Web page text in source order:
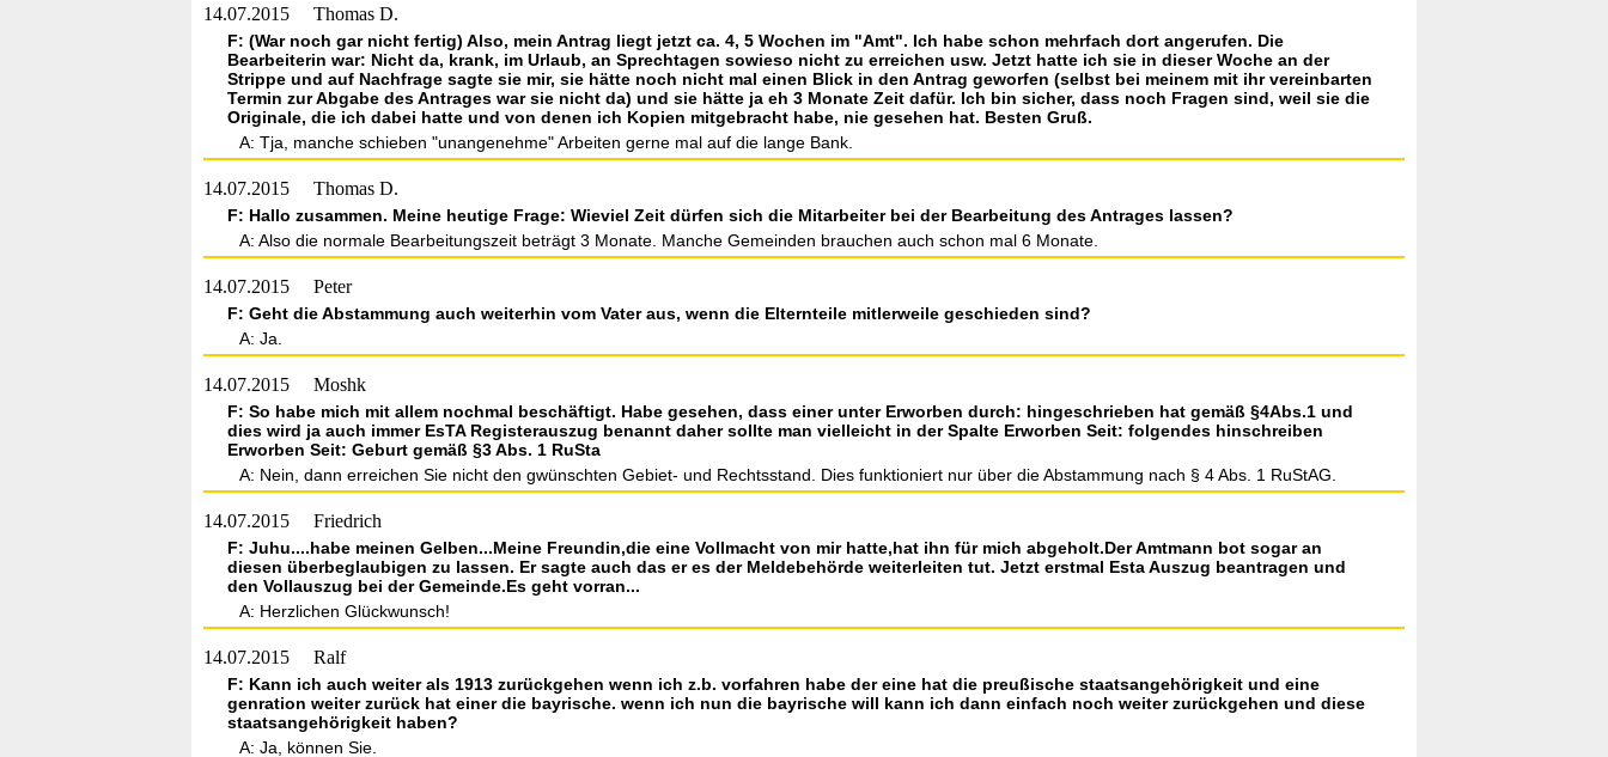
14.07.2015 Thomas D.
F: (War noch gar nicht fertig) Also, mein Antrag liegt jetzt ca. 4, 5 Wochen im "Amt". Ich habe schon mehrfach dort angerufen. Die
Bearbeiterin war: Nicht da, krank, im Urlaub, an Sprechtagen sowieso nicht zu erreichen usw. Jetzt hatte ich sie in dieser Woche an der
Strippe und auf Nachfrage sagte sie mir, sie hätte noch nicht mal einen Blick in den Antrag geworfen (selbst bei meinem mit ihr vereinbarten
Termin zur Abgabe des Antrages war sie nicht da) und sie hätte ja eh 3 Monate Zeit dafür. Ich bin sicher, dass noch Fragen sind, weil sie die
Originale, die ich dabei hatte und von denen ich Kopien mitgebracht habe, nie gesehen hat. Besten Gruß.
A: Tja, manche schieben "unangenehme" Arbeiten gerne mal auf die lange Bank.
14.07.2015 Thomas D.
F: Hallo zusammen. Meine heutige Frage: Wieviel Zeit dürfen sich die Mitarbeiter bei der Bearbeitung des Antrages lassen?
A: Also die normale Bearbeitungszeit beträgt 3 Monate. Manche Gemeinden brauchen auch schon mal 6 Monate.
14.07.2015 Peter
F: Geht die Abstammung auch weiterhin vom Vater aus, wenn die Elternteile mitlerweile geschieden sind?
A: Ja.
14.07.2015 Moshk
F: So habe mich mit allem nochmal beschäftigt. Habe gesehen, dass einer unter Erworben durch: hingeschrieben hat gemäß §4Abs.1 und
dies wird ja auch immer EsTA Registerauszug benannt daher sollte man vielleicht in der Spalte Erworben Seit: folgendes hinschreiben
Erworben Seit: Geburt gemäß §3 Abs. 1 RuSta
A: Nein, dann erreichen Sie nicht den gwünschten Gebiet- und Rechtsstand. Dies funktioniert nur über die Abstammung nach § 4 Abs. 1 RuStAG.
14.07.2015 Friedrich
F: Juhu....habe meinen Gelben...Meine Freundin,die eine Vollmacht von mir hatte,hat ihn für mich abgeholt.Der Amtmann bot sogar an
diesen überbeglaubigen zu lassen. Er sagte auch das er es der Meldebehörde weiterleiten tut. Jetzt erstmal Esta Auszug beantragen und
den Vollauszug bei der Gemeinde.Es geht vorran...
A: Herzlichen Glückwunsch!
14.07.2015 Ralf
F: Kann ich auch weiter als 1913 zurückgehen wenn ich z.b. vorfahren habe der eine hat die preußische staatsangehörigkeit und eine
genration weiter zurück hat einer die bayrische. wenn ich nun die bayrische will kann ich dann einfach noch weiter zurückgehen und diese
staatsangehörigkeit haben?
A: Ja, können Sie.